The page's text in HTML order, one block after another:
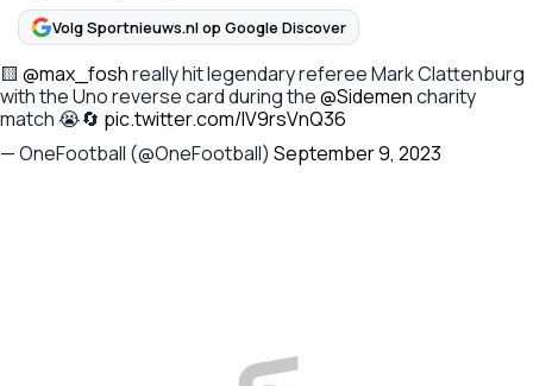
Volg Sportnieuws.nl op Google Discover
🟨 @max_foshreally hit legendary referee Mark Clattenburg
with the Uno reverse card during the@Sidemencharity
match 😭🔄 pic.twitter.com/IV9rsVnQ36
— OneFootball (@OneFootball) September 9, 2023